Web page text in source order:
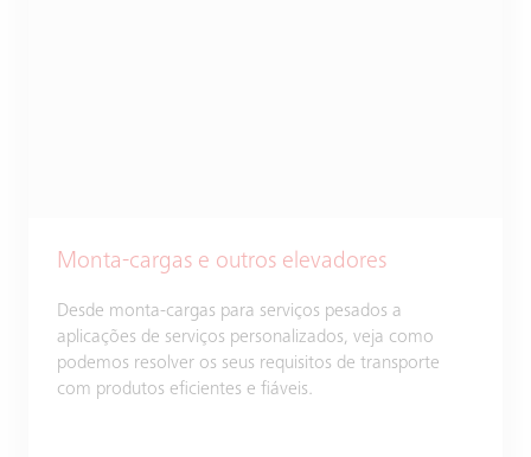
Monta-cargas e outros elevadores
Desde monta-cargas para serviços pesados a
aplicações de serviços personalizados, veja como
podemos resolver os seus requisitos de transporte
com produtos eficientes e fiáveis.